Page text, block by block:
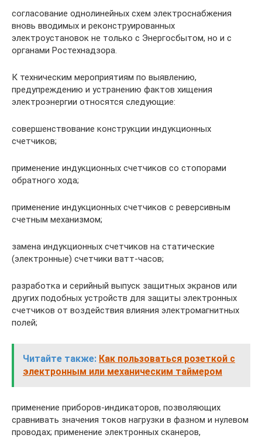
согласование однолинейных схем электроснабжения
вновь вводимых и реконструированных
электроустановок не только с Энергосбытом, но и с
органами Ростехнадзора.
К техническим мероприятиям по выявлению,
предупреждению и устранению фактов хищения
электроэнергии относятся следующие:
совершенствование конструкции индукционных
счетчиков;
применение индукционных счетчиков со стопорами
обратного хода;
применение индукционных счетчиков с реверсивным
счетным механизмом;
замена индукционных счетчиков на статические
(электронные) счетчики ватт-часов;
разработка и серийный выпуск защитных экранов или
других подобных устройств для защиты электронных
счетчиков от воздействия влияния электромагнитных
полей;
Читайте также: Как пользоваться розеткой с
электронным или механическим таймером
применение приборов-индикаторов, позволяющих
сравнивать значения токов нагрузки в фазном и нулевом
проводах; применение электронных сканеров,